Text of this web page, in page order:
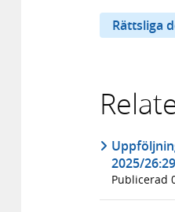
Rättsliga
2025/
Publicerad